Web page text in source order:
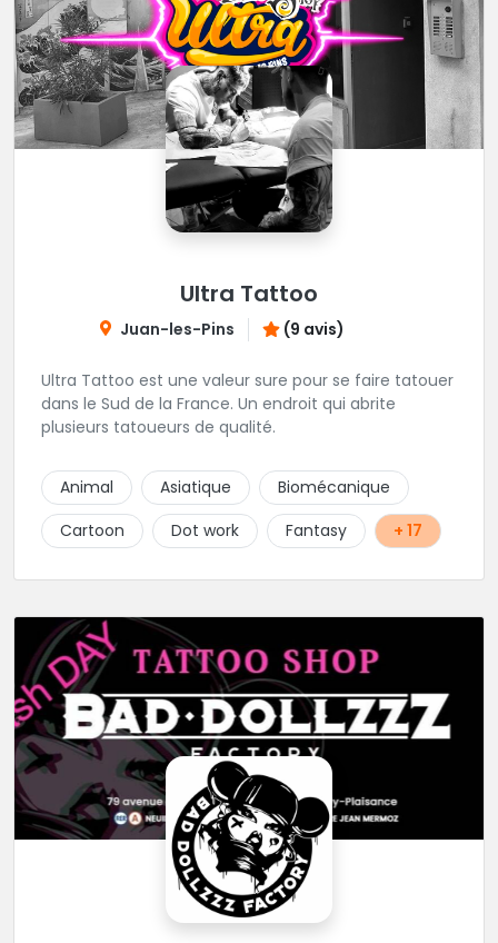
Ultra Tattoo
Juan-les-Pins (9 avis)
Ultra Tattoo est une valeur sure pour se faire tatouer
dans le Sud de la France. Un endroit qui abrite
plusieurs tatoueurs de qualité.
Animal Asiatique
Biomécanique
Cartoon
Dot work Fantasy + 17